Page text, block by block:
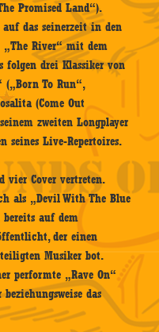
Promised Land“).
auf das seinerzeit in den
„The River“ mit dem
folgen drei Klassiker von
(„Born To Run“,
(Come Out
zweiten Longplayer
seines Live-Repertoires.
vier Cover vertreten.
als „Devil With The Blue
bereits auf dem
der einen
Musiker bot.
performte „Rave On“
das